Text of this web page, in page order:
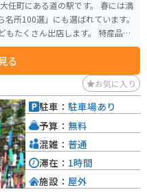
ある道の駅です。 春には満
所100選」にも選ばれています。
もたくさん出店します。 特産品販
品などが販売されています。 レス
しむことができます。 バイク駐車
です。 道の駅 おおとう
れ合いも楽しめる場所です。 周辺
光の拠点としてもおすすめで
る
お気に入り
駐車： 駐車場あり
予算： 無料
混雑： 普通
滞在： 1時間
施設： 屋外